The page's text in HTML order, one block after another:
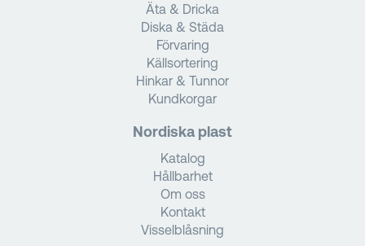
Äta & Dricka
Diska & Städa
Förvaring
Källsortering
Hinkar & Tunnor
Kundkorgar
Nordiska plast
Katalog
Hållbarhet
Om oss
Kontakt
Visselblåsning